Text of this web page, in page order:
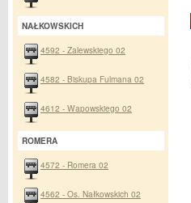
NAŁKOWSKICH
4592 - Zalewskiego 02
4582 - Biskupa Fulmana 02
4612 - Wapowskiego 02
ROMERA
4572 - Romera 02
4562 - Os. Nałkowskich 02